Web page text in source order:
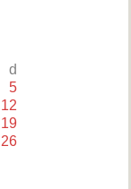
d
5
12
19
26